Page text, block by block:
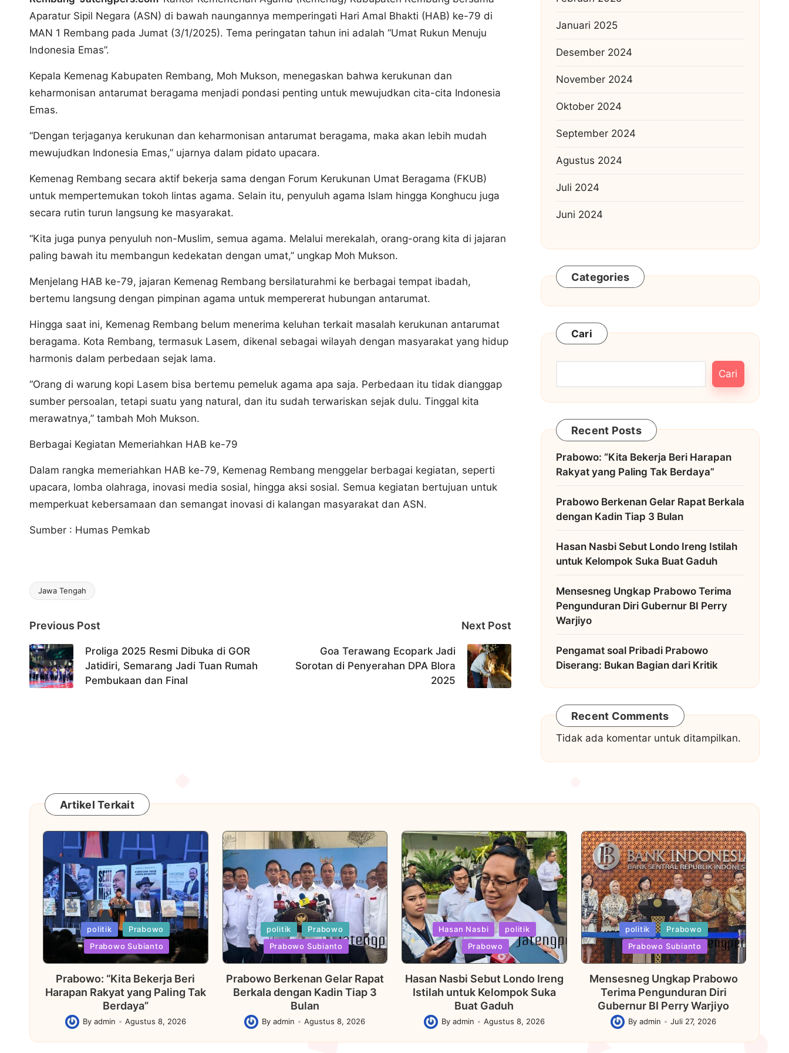
Aparatur Sipil Negara (ASN) di bawah naungannya memperingati Hari Amal Bhakti (HAB) ke-79 di
MAN 1 Rembang pada Jumat (3/1/2025). Tema peringatan tahun ini adalah “Umat Rukun Menuju
Indonesia Emas”.
Kepala Kemenag Kabupaten Rembang, Moh Mukson, menegaskan bahwa kerukunan dan
keharmonisan antarumat beragama menjadi pondasi penting untuk mewujudkan cita-cita Indonesia
Emas.
“Dengan terjaganya kerukunan dan keharmonisan antarumat beragama, maka akan lebih mudah
mewujudkan Indonesia Emas,” ujarnya dalam pidato upacara.
Kemenag Rembang secara aktif bekerja sama dengan Forum Kerukunan Umat Beragama (FKUB)
untuk mempertemukan tokoh lintas agama. Selain itu, penyuluh agama Islam hingga Konghucu juga
secara rutin turun langsung ke masyarakat.
“Kita juga punya penyuluh non-Muslim, semua agama. Melalui merekalah, orang-orang kita di jajaran
paling bawah itu membangun kedekatan dengan umat,” ungkap Moh Mukson.
Menjelang HAB ke-79, jajaran Kemenag Rembang bersilaturahmi ke berbagai tempat ibadah,
bertemu langsung dengan pimpinan agama untuk mempererat hubungan antarumat.
Hingga saat ini, Kemenag Rembang belum menerima keluhan terkait masalah kerukunan antarumat
beragama. Kota Rembang, termasuk Lasem, dikenal sebagai wilayah dengan masyarakat yang hidup
harmonis dalam perbedaan sejak lama.
“Orang di warung kopi Lasem bisa bertemu pemeluk agama apa saja. Perbedaan itu tidak dianggap
sumber persoalan, tetapi suatu yang natural, dan itu sudah terwariskan sejak dulu. Tinggal kita
merawatnya,” tambah Moh Mukson.
Berbagai Kegiatan Memeriahkan HAB ke-79
Dalam rangka memeriahkan HAB ke-79, Kemenag Rembang menggelar berbagai kegiatan, seperti
upacara, lomba olahraga, inovasi media sosial, hingga aksi sosial. Semua kegiatan bertujuan untuk
memperkuat kebersamaan dan semangat inovasi di kalangan masyarakat dan ASN.
Sumber : Humas Pemkab
Tags:
Jawa Tengah
Post
navigation
Previous Post
Proliga 2025 Resmi Dibuka di GOR
Jatidiri, Semarang Jadi Tuan Rumah
Pembukaan dan Final
Next Post
Goa Terawang Ecopark Jadi
Sorotan di Penyerahan DPA Blora
2025
Januari 2025
Desember 2024
November 2024
Oktober 2024
September 2024
Agustus 2024
Juli 2024
Juni 2024
Categories
Cari
Cari
Recent Posts
Prabowo: “Kita Bekerja Beri Harapan
Rakyat yang Paling Tak Berdaya”
Prabowo Berkenan Gelar Rapat Berkala
dengan Kadin Tiap 3 Bulan
Hasan Nasbi Sebut Londo Ireng Istilah
untuk Kelompok Suka Buat Gaduh
Mensesneg Ungkap Prabowo Terima
Pengunduran Diri Gubernur BI Perry
Warjiyo
Pengamat soal Pribadi Prabowo
Diserang: Bukan Bagian dari Kritik
Recent Comments
Tidak ada komentar untuk ditampilkan.
Artikel Terkait
Posted
politik
Prabowo
Prabowo Subianto
Prabowo: “Kita Bekerja Beri
Harapan Rakyat yang Paling Tak
Berdaya”
Posted
by
By admin Agustus 8, 2026
Posted
in
politik
Prabowo
Prabowo Subianto
Prabowo Berkenan Gelar Rapat
Berkala dengan Kadin Tiap 3
Bulan
Posted
by
Byadmin Agustus 8, 2026
Posted
in
Hasan Nasbi
politik
Prabowo
Hasan Nasbi Sebut Londo Ireng
Istilah untuk Kelompok Suka
Buat Gaduh
Posted
by
By admin Agustus 8, 2026
Posted
in
politik
Prabowo
Prabowo Subianto
Mensesneg Ungkap Prabowo
Terima Pengunduran Diri
Gubernur BI Perry Warjiyo
Posted
by
Byadmin Juli 27, 2026